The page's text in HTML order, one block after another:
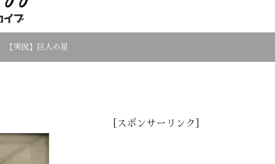
【実況】巨人の星
［スポンサーリンク］